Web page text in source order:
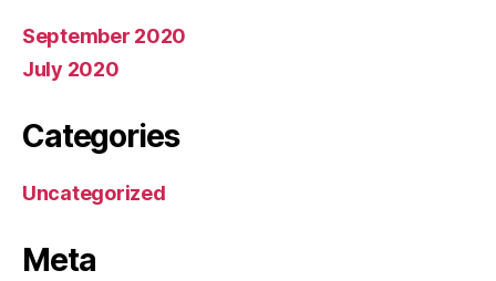
September 2020
July 2020
Categories
Uncategorized
Meta